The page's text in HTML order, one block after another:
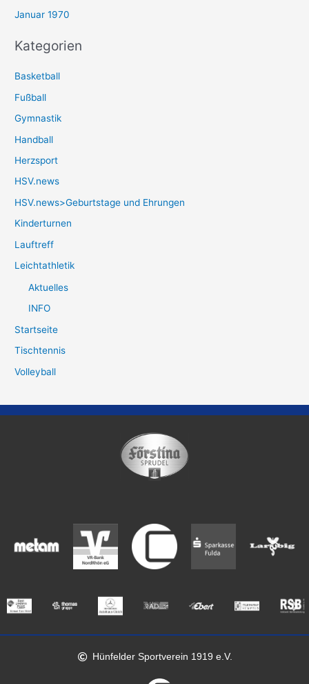
Januar 1970
Kategorien
Basketball
Fußball
Gymnastik
Handball
Herzsport
HSV.news
HSV.news>Geburtstage und Ehrungen
Kinderturnen
Lauftreff
Leichtathletik
Aktuelles
INFO
Startseite
Tischtennis
Volleyball
Hünfelder Sportverein 1919 e.V.